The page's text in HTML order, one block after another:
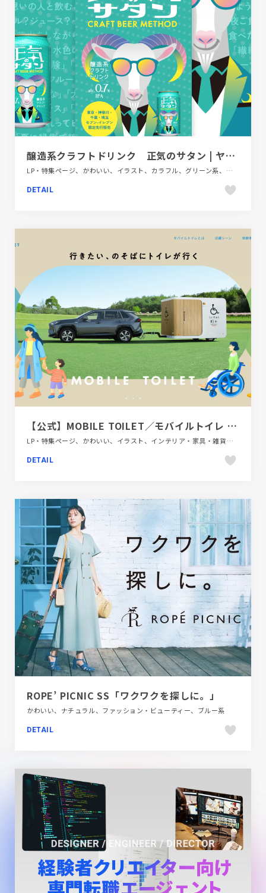
醸造系クラフトドリンク 正気のサタン | ヤッホーブルーイング
LP・特集ページ、かわいい、イラスト、カラフル、グリーン系、ポップ、飲料・食品
DETAIL
【公式】MOBILE TOILET／モバイルトイレ − 行きたい、のそばにトイレが行く
LP・特集ページ、かわいい、イラスト、インテリア・家具・雑貨・家電、グリーン系、ナチュラル、ベージュ・ゴールド系、第一次産業・SDGs・地方創生
DETAIL
ROPE’ PICNIC SS「ワクワクを探しに。」
かわいい、ナチュラル、ファッション・ビューティー、ブルー系
DETAIL